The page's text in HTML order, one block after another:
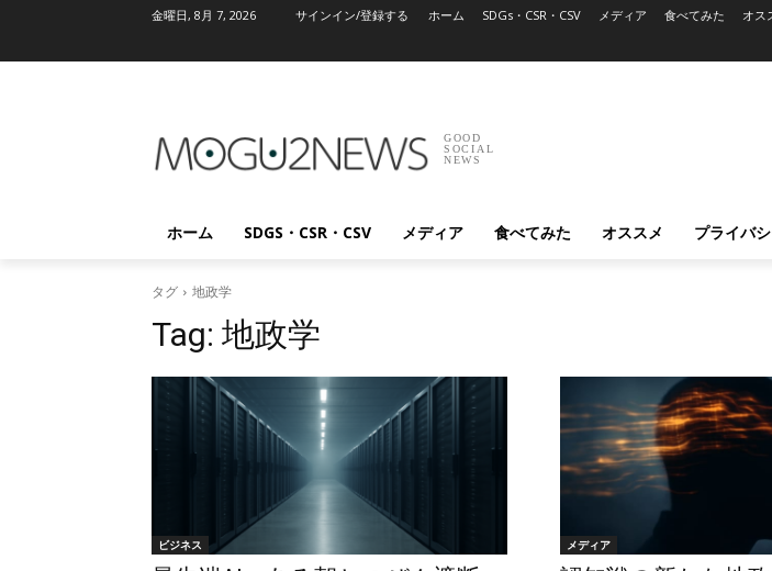
金曜日, 8月 7, 2026 サインイン/登録する ホーム SDGs・CSR・CSV メディア 食べてみた オス
GOOD
SOCIAL
NEWS
ホーム SDGS・CSR・CSV メディア 食べてみた オススメ プライバ
タグ 地政学
Tag: 地政学
ビジネス メディア